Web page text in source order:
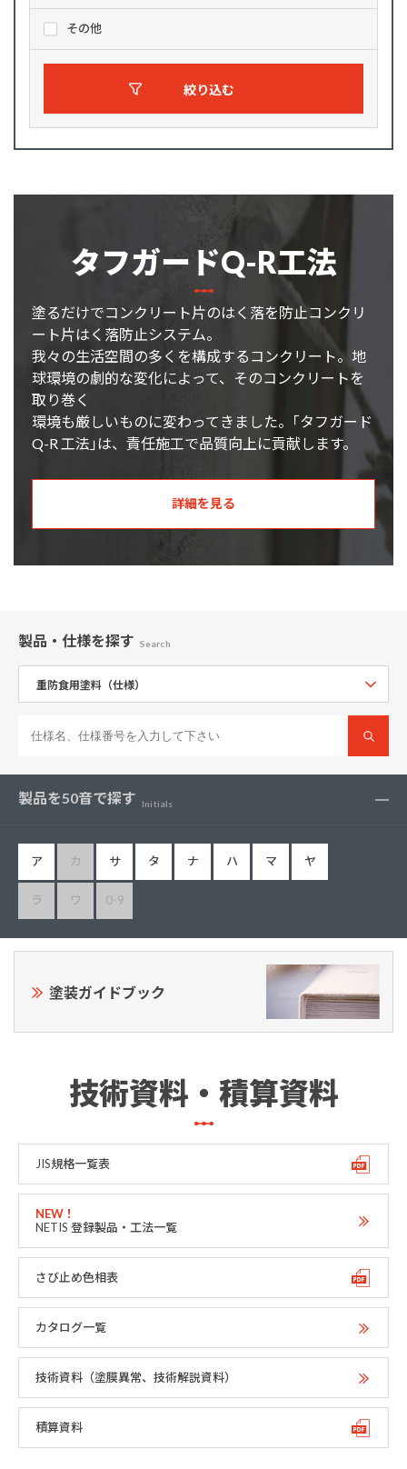
その他
絞り込む
タフガードQ-R工法
塗るだけでコンクリート片のはく落を防止コンクリ
ート片はく落防止システム。
我々の生活空間の多くを構成するコンクリート。地
球環境の劇的な変化によって、そのコンクリートを
取り巻く
環境も厳しいものに変わってきました。｢タフガード
Q-R 工法｣は、責任施工で品質向上に貢献します。
詳細を見る
製品・仕様を探す Search
製品を50音で探す Initials
ア カ サ タ ナ ハ マ ヤ
ラ ワ 0-9
塗装ガイドブック
技術資料・積算資料
JIS規格一覧表
NETIS 登録製品・工法一覧
さび止め色相表
カタログ一覧
技術資料（塗膜異常、技術解説資料）
積算資料